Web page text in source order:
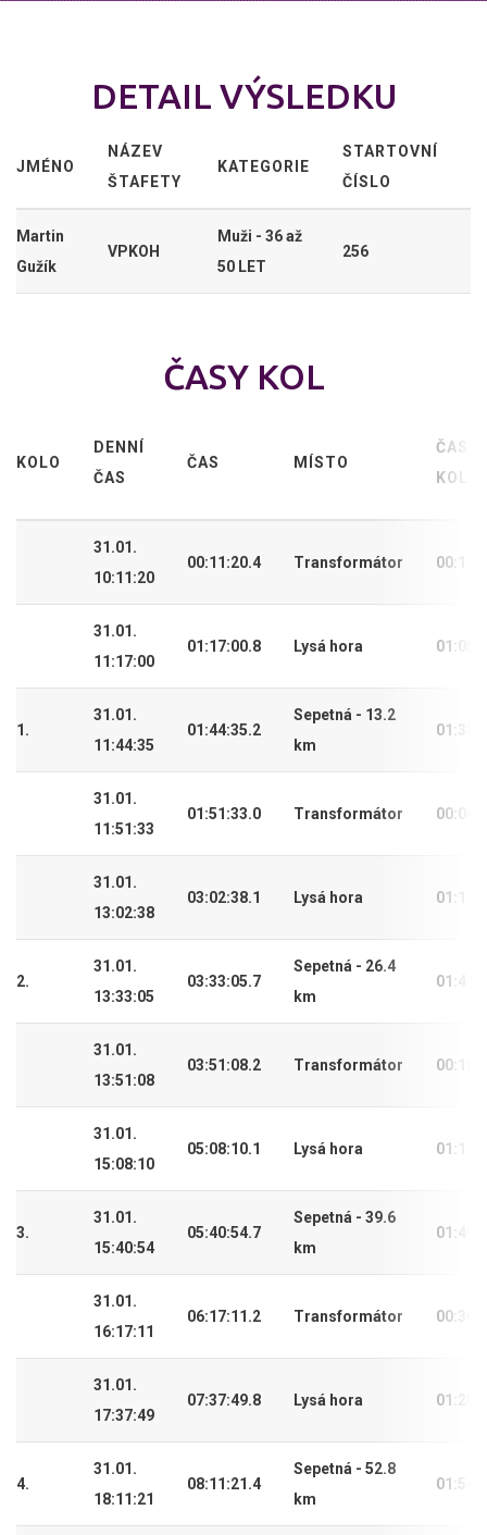
DETAIL VÝSLEDKU
JMÉNO
NÁZEV
ŠTAFETY
KATEGORIE
STARTOVNÍ
ČÍSLO
Martin
Gužík
VPKOH
Muži - 36 až
50 LET
256
ČASY KOL
KOLO
DENNÍ
ČAS
ČAS MÍSTO
ČAS
KOLA
31.01.
10:11:20
00:11:20.4 Transformátor
31.01.
11:17:00
01:17:00.8 Lysá hora
1.
31.01.
11:44:35
01:44:35.2
Sepetná - 13.2
km
31.01.
11:51:33
01:51:33.0 Transformátor
31.01.
13:02:38
03:02:38.1 Lysá hora
2.
31.01.
13:33:05
03:33:05.7
Sepetná - 26.4
km
31.01.
13:51:08
03:51:08.2 Transformátor
31.01.
15:08:10
05:08:10.1 Lysá hora
3.
31.01.
15:40:54
05:40:54.7
Sepetná - 39.6
km
31.01.
16:17:11
06:17:11.2 Transformátor
31.01.
17:37:49
07:37:49.8 Lysá hora
4.
31.01.
18:11:21
08:11:21.4
Sepetná - 52.8
km